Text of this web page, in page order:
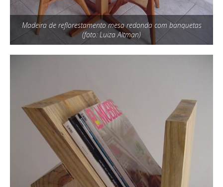
Madeira de reflorestamento mesa redonda com banquetas
(foto: Luiza Altman)